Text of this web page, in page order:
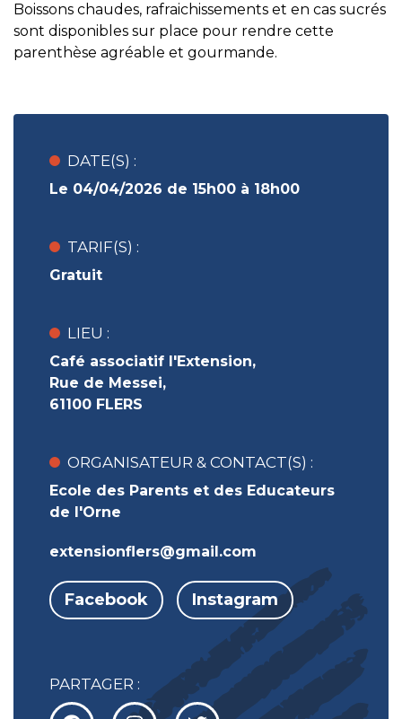
Boissons chaudes, rafraichissements et en cas sucrés
sont disponibles sur place pour rendre cette
parenthèse agréable et gourmande.
DATE(S) :
Le 04/04/2026 de 15h00 à 18h00
TARIF(S) :
Gratuit
LIEU :
Café associatif l'Extension,
Rue de Messei,
61100 FLERS
ORGANISATEUR & CONTACT(S) :
Ecole des Parents et des Educateurs
de l'Orne
extensionflers@gmail.com
Facebook Instagram
PARTAGER :